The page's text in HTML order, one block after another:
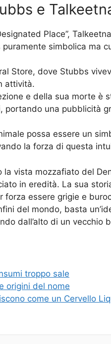
e
Place”,
simbolica ma
Store, dove Stubbs
attività.
e della sua morte è
portando una pubblicità
possa essere un
la forza di questa
vista mozzafiato del
in eredità. La sua
forza essere grigie e
del mondo, basta
dall’alto di un vecchio
troppo sale
origini del nome
come un Cervello